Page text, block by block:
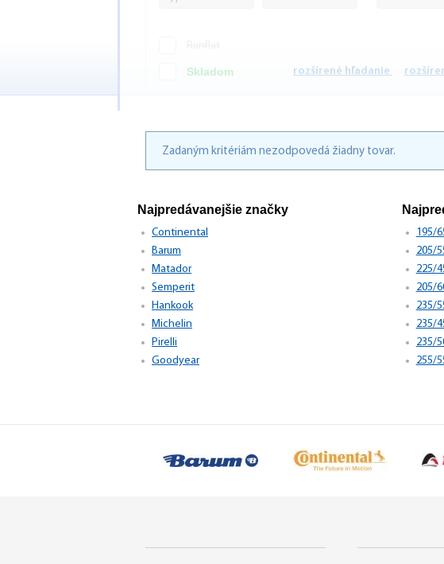
Skladom rozšírené hľadanie
Zadaným kritériám nezodpovedá žiadny tovar.
Najpredávanejšie značky
Continental
Barum
Matador
Semperit
Hankook
Michelin
Pirelli
Goodyear
195/
205/
225/
205/
235/
235/
235/
255/